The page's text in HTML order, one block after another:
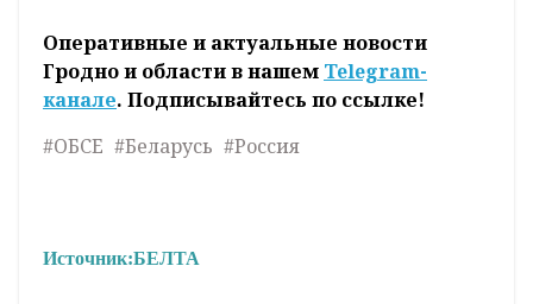
Оперативные и актуальные новости
Гродно и области в нашем Telegram-
канале. Подписывайтесь по ссылке!
#ОБСЕ #Беларусь #Россия
Источник:БЕЛТА